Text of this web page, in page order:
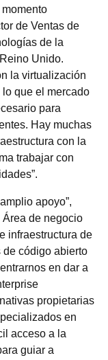
de Ventas de
de la
Unido.
la virtualización
que el mercado
para
Hay muchas
con la
trabajar con
apoyo”,
de negocio
infraestructura de
de código abierto
en dar a
propietarias
en
acceso a la
guiar a